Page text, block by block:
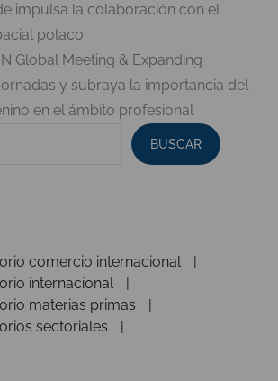
impulsa la colaboración con el
polaco
Global Meeting & Expanding
y subraya la importancia del
en el ámbito profesional
BUSCAR
comercio internacional
internacional
materias primas
sectoriales